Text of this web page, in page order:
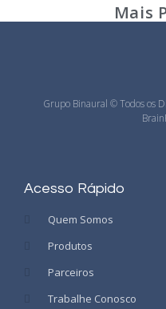
Mais
Grupo Binaural © Todos os
Acesso Rápido
Quem Somos
Produtos
Parceiros
Trabalhe Conosco